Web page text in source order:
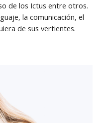
de los Ictus entre otros.
la comunicación, el
de sus vertientes.